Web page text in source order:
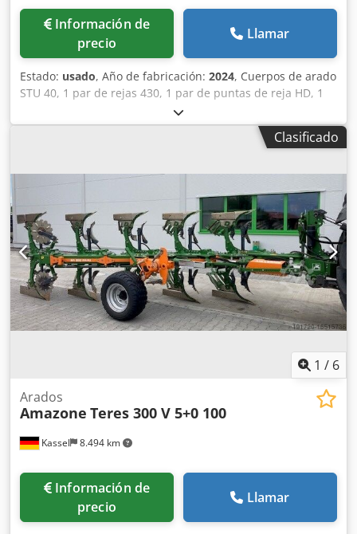
Información de
precio
Llamar
Estado: usado, Año de fabricación: 2024, Cuerpos de arado
STU 40, 1 par de rejas 430, 1 par de puntas de reja HD, 1
par / vástago de abridor previo para altura de bastidor 80
para protección hidráulica contra sobrecarga, abridor
previo M2, 1 par / soportes para discos cortadores, disco
montaje de cuerpo con Djdpfst A Udyox Ak Eekr
Clasificado
1 / 6
Kassel 8.494 km
Arados
Amazone Teres 300 V 5+0 100
Información de
precio
Llamar